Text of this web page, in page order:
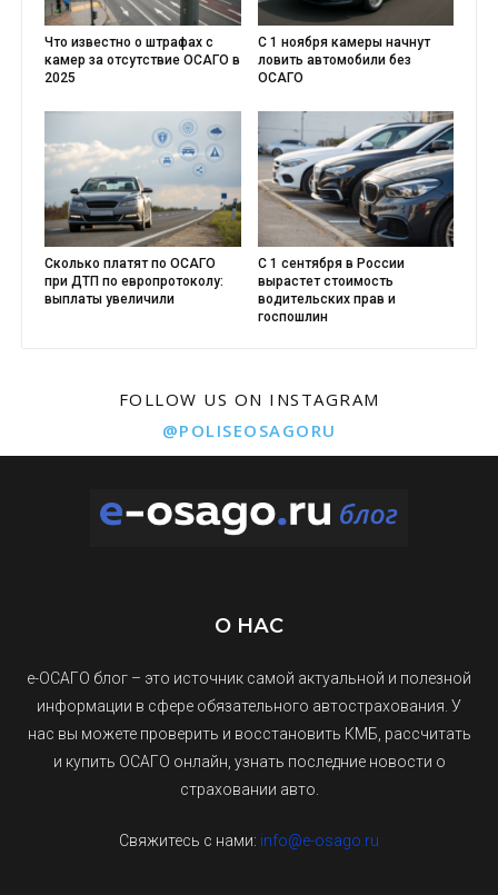
Что известно о штрафах с
камер за отсутствие ОСАГО в
2025
С 1 ноября камеры начнут
ловить автомобили без
ОСАГО
Сколько платят по ОСАГО
при ДТП по европротоколу:
выплаты увеличили
С 1 сентября в России
вырастет стоимость
водительских прав и
госпошлин
FOLLOW US ON INSTAGRAM
@POLISEOSAGORU
О НАС
е-ОСАГО блог – это источник самой актуальной и полезной
информации в сфере обязательного автострахования. У
нас вы можете проверить и восстановить КМБ, рассчитать
и купить ОСАГО онлайн, узнать последние новости о
страховании авто.
Свяжитесь с нами: info@e-osago.ru